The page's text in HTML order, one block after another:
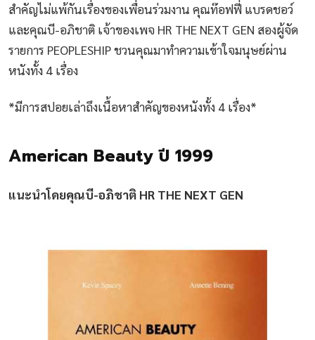
สำคัญไม่แพ้กันเรื่องของเพื่อนร่วมงาน คุณท๊อฟฟี่ แบรดชอว์
และคุณบี-อภิชาติ เจ้าของเพจ HR THE NEXT GEN สองผู้จัด
รายการ PEOPLESHIP ชวนคุณมาทำความเข้าใจมนุษย์ผ่าน
หนังทั้ง 4 เรื่อง
*มีการสปอยเล่าถึงเนื้อหาสำคัญของหนังทั้ง 4 เรื่อง*
American Beauty ปี 1999
แนะนำโดยคุณบี-อภิชาติ HR THE NEXT GEN